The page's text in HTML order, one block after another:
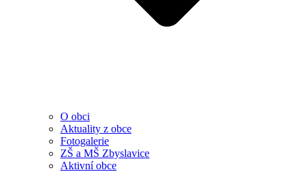
O obci
Aktuality z obce
Fotogalerie
ZŠ a MŠ Zbyslavice
Aktivní obce